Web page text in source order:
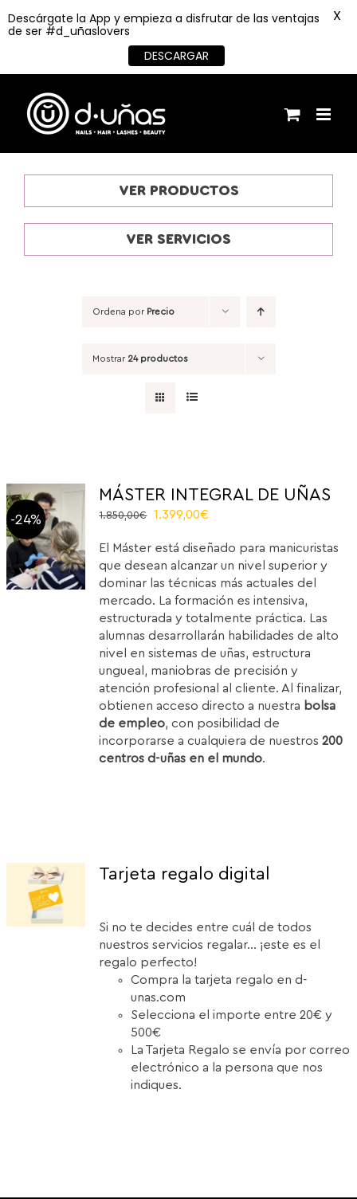
contenido
VER PRODUCTOS
VER SERVICIOS
Ordena por Precio
Mostrar 24 productos
-24%
MÁSTER INTEGRAL DE UÑAS
1.850,00€
El
original
era:
1.850,00€.
1.399,00€
actual
es:
1.399,00€.
El Máster está diseñado para manicuristas
que desean alcanzar un nivel superior y
dominar las técnicas más actuales del
mercado. La formación es intensiva,
estructurada y totalmente práctica. Las
alumnas desarrollarán habilidades de alto
nivel en sistemas de uñas, estructura
ungueal, maniobras de precisión y
atención profesional al cliente. Al finalizar,
obtienen acceso directo a nuestra bolsa
de empleo, con posibilidad de
incorporarse a cualquiera de nuestros200
centros d-uñas en el mundo.
Tarjeta regalo digital
Si no te decides entre cuál de todos
nuestros servicios regalar... ¡este es el
regalo perfecto!
Compra la tarjeta regalo en d-
unas.com
Selecciona el importe entre 20€ y
500€
La Tarjeta Regalo se envía por correo
electrónico a la persona que nos
indiques.
Descárgate la App y empieza a disfrutar de las ventajas
de ser #d_uñaslovers
DESCARGAR
X